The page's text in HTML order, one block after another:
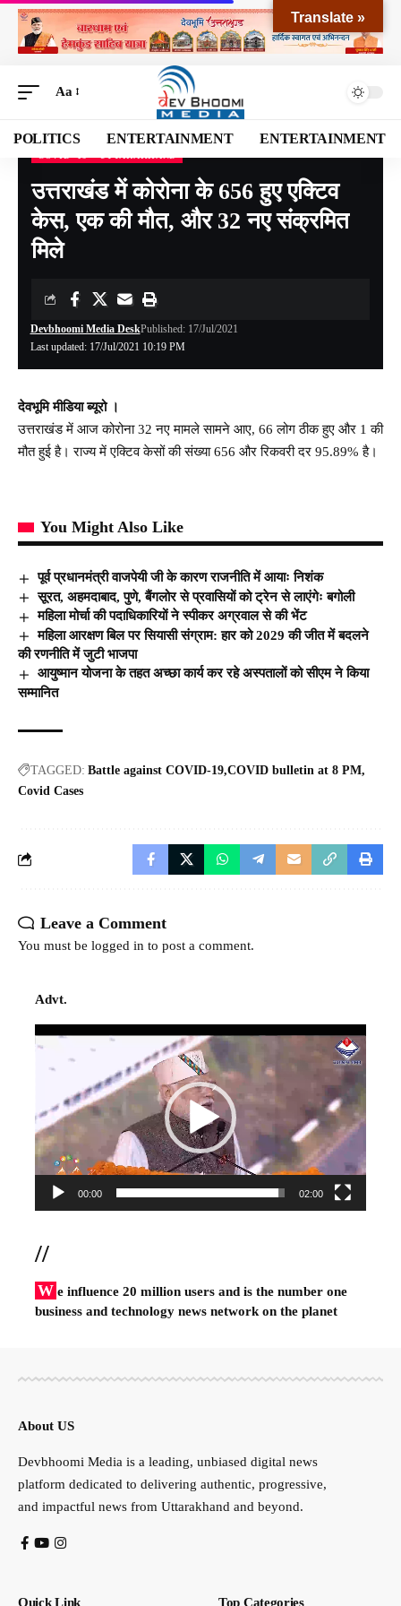
Aa
POLITICS ENTERTAINMENT ENTERTAINMENT
Devbhoomi Media >Blog>NATIONAL>UTTARAKHAND>COVID -19
उत्तराखंड में कोरोना के 656 हुए एक्टिव
केस, एक की मौत, और 32 नए संक्रमित
मिले
Last updated: 17/Jul/2021 10:19 PM
Devbhoomi Media DeskPublished: 17/Jul/2021
देवभूमि मीडिया ब्यूरो ।
उत्तराखंड में आज कोरोना 32 नए मामले सामने आए, 66 लोग ठीक हुए और 1 की
मौत हुई है। राज्य में एक्टिव केसों की संख्या 656 और रिकवरी दर 95.89% है।
You Might Also Like
पूर्व प्रधानमंत्री वाजपेयी जी के कारण राजनीति में आयाः निशंक
सूरत, अहमदाबाद, पुणे, बैंगलोर से प्रवासियों को ट्रेन से लाएंगेः बगोली
महिला मोर्चा की पदाधिकारियों ने स्पीकर अग्रवाल से की भेंट
महिला आरक्षण बिल पर सियासी संग्राम: हार को 2029 की जीत में बदलने
की रणनीति में जुटी भाजपा
आयुष्मान योजना के तहत अच्छा कार्य कर रहे अस्पतालों को सीएम ने किया
सम्मानित
TAGGED: Battle against COVID-19 COVID bulletin at 8 PM
Covid Cases
Leave a Comment
You must be logged in to post a comment.
Advt.
Video
00:00 02:00
//
W e influence 20 million users and is the number one
business and technology news network on the planet
About US
Devbhoomi Media is a leading, unbiased digital news
platform dedicated to delivering authentic, progressive,
and impactful news from Uttarakhand and beyond.
Quick Link Top Categories
Translate »